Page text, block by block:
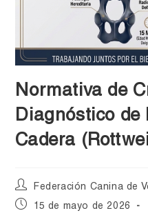
Normativa de
Diagnóstico de
Cadera
Federación Canina de
15 de mayo de 2026